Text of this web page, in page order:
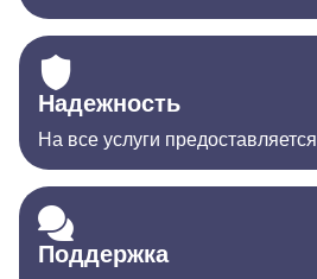
Надежность
На все услуги
Поддержка